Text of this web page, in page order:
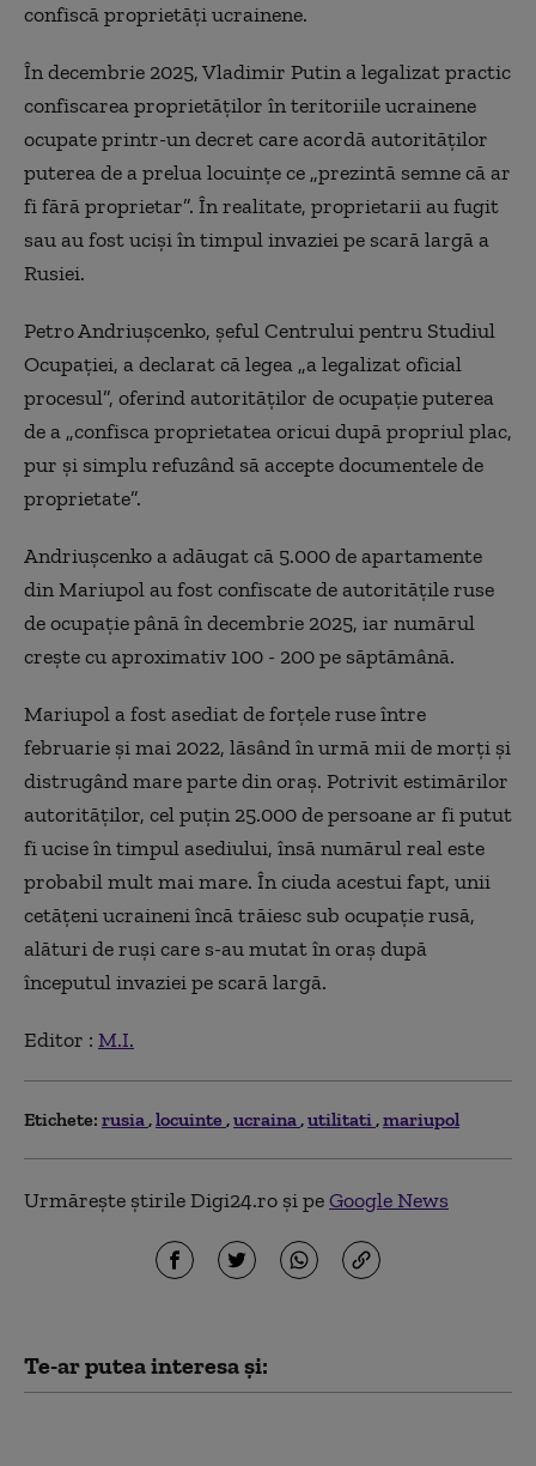
confiscă proprietăți ucrainene.
În decembrie 2025, Vladimir Putin a legalizat practic
confiscarea proprietăților în teritoriile ucrainene
ocupate printr-un decret care acordă autorităților
puterea de a prelua locuințe ce „prezintă semne că ar
fi fără proprietar”. În realitate, proprietarii au fugit
sau au fost uciși în timpul invaziei pe scară largă a
Rusiei.
Petro Andriușcenko, șeful Centrului pentru Studiul
Ocupației, a declarat că legea „a legalizat oficial
procesul”, oferind autorităților de ocupație puterea
de a „confisca proprietatea oricui după propriul plac,
pur și simplu refuzând să accepte documentele de
proprietate”.
Andriușcenko a adăugat că 5.000 de apartamente
din Mariupol au fost confiscate de autoritățile ruse
de ocupație până în decembrie 2025, iar numărul
crește cu aproximativ 100 - 200 pe săptămână.
Mariupol a fost asediat de forțele ruse între
februarie și mai 2022, lăsând în urmă mii de morți și
distrugând mare parte din oraș. Potrivit estimărilor
autorităților, cel puțin 25.000 de persoane ar fi putut
fi ucise în timpul asediului, însă numărul real este
probabil mult mai mare. În ciuda acestui fapt, unii
cetățeni ucraineni încă trăiesc sub ocupație rusă,
alături de ruși care s-au mutat în oraș după
începutul invaziei pe scară largă.
Editor : M.I.
Etichete: rusia locuinte ucraina utilitati mariupol
Urmărește știrile Digi24.ro și peGoogle News
Te-ar putea interesa și: